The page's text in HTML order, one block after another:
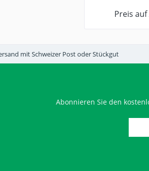
Preis
mit Schweizer Post oder Stückgut
Abonnieren Sie den